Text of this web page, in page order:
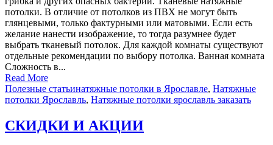
потолки. В отличие от потолков из ПВХ не могут быть
глянцевыми, только фактурными или матовыми. Если есть
желание нанести изображение, то тогда разумнее будет
выбрать тканевый потолок. Для каждой комнаты существуют
отдельные рекомендации по выбору потолка. Ванная комната
Сложность в...
Read More
Полезные статьинатяжные потолки в Ярославле, Натяжные
потолки Ярославль, Натяжные потолки ярославль заказать
СКИДКИ И АКЦИИ